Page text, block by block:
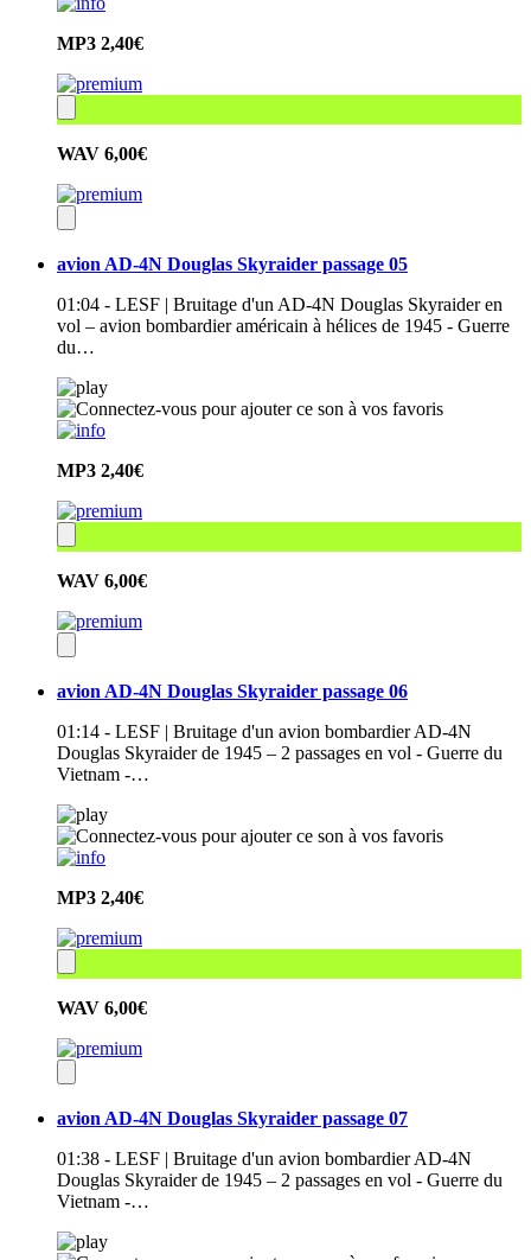
MP3 2,40€
WAV 6,00€
avion AD-4N Douglas Skyraider passage 05
01:04 - LESF | Bruitage d'un AD-4N Douglas Skyraider en
vol – avion bombardier américain à hélices de 1945 - Guerre
du…
MP3 2,40€
WAV 6,00€
avion AD-4N Douglas Skyraider passage 06
01:14 - LESF | Bruitage d'un avion bombardier AD-4N
Douglas Skyraider de 1945 – 2 passages en vol - Guerre du
Vietnam -…
MP3 2,40€
WAV 6,00€
avion AD-4N Douglas Skyraider passage 07
01:38 - LESF | Bruitage d'un avion bombardier AD-4N
Douglas Skyraider de 1945 – 2 passages en vol - Guerre du
Vietnam -…